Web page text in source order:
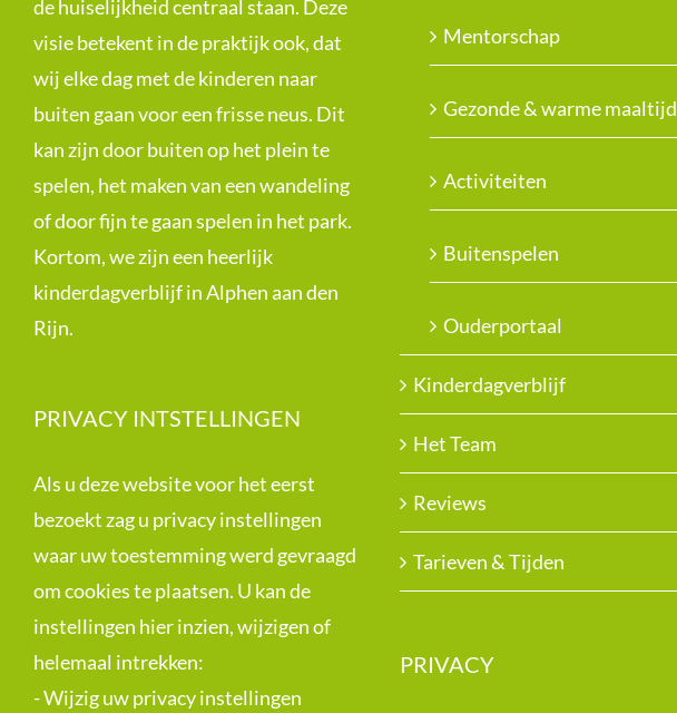
de huiselijkheid centraal staan. Deze
visie betekent in de praktijk ook, dat
wij elke dag met de kinderen naar
buiten gaan voor een frisse neus. Dit
kan zijn door buiten op het plein te
spelen, het maken van een wandeling
of door fijn te gaan spelen in het park.
Kortom, we zijn een heerlijk
kinderdagverblijf in Alphen aan den
Rijn.
PRIVACY INTSTELLINGEN
Als u deze website voor het eerst
bezoekt zag u privacy instellingen
waar uw toestemming werd gevraagd
om cookies te plaatsen. U kan de
instellingen hier inzien, wijzigen of
helemaal intrekken:
-Wijzig uw privacy instellingen
Mentorschap
Gezonde & warme maaltijd
Activiteiten
Buitenspelen
Ouderportaal
Kinderdagverblijf
Het Team
Reviews
Tarieven & Tijden
PRIVACY